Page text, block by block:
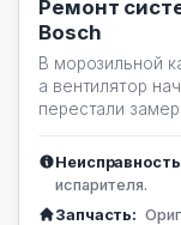
Ремонт
Bosch
В морозильной
а вентилятор
перестали
испарителя.
Запчасть: